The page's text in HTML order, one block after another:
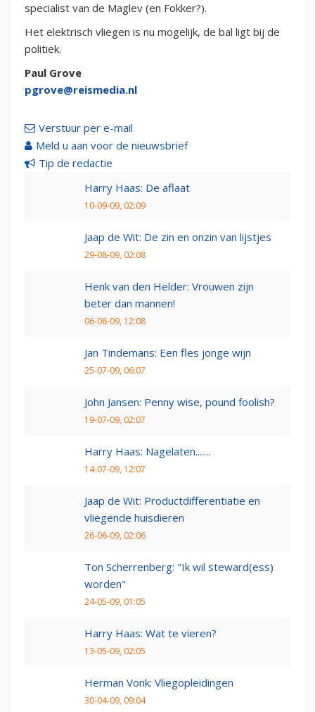
specialist van de Maglev (en Fokker?).
Het elektrisch vliegen is nu mogelijk, de bal ligt bij de
politiek.
Paul Grove
pgrove@reismedia.nl
Verstuur per e-mail
Meld u aan voor de nieuwsbrief
Tip de redactie
Harry Haas: De aflaat
10-09-09, 02:09
Jaap de Wit: De zin en onzin van lijstjes
29-08-09, 02:08
Henk van den Helder: Vrouwen zijn
beter dan mannen!
06-08-09, 12:08
Jan Tindemans: Een fles jonge wijn
25-07-09, 06:07
John Jansen: Penny wise, pound foolish?
19-07-09, 02:07
Harry Haas: Nagelaten.......
14-07-09, 12:07
Jaap de Wit: Productdifferentiatie en
vliegende huisdieren
26-06-09, 02:06
Ton Scherrenberg: "Ik wil steward(ess)
worden"
24-05-09, 01:05
Harry Haas: Wat te vieren?
13-05-09, 02:05
Herman Vonk: Vliegopleidingen
30-04-09, 09:04